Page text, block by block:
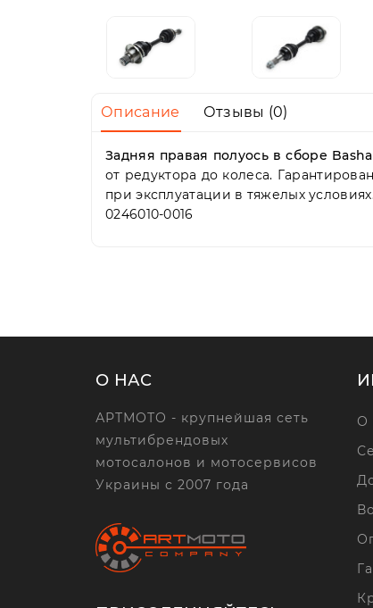
Описание Отзывы (0)
Задняя правая полуось в сборе
от редуктора до колеса.
при эксплуатации в тяжелых
0246010-0016
О НАС
АРТМОТО - крупнейшая сеть
мультибрендовых
мотосалонов и мотосервисов
Украины с 2007 года
О